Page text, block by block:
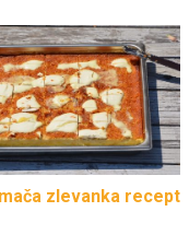
zlevanka recept